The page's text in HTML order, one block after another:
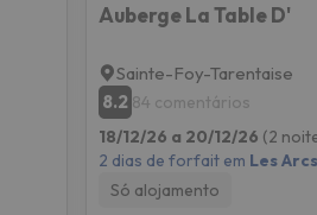
Auberge La Table D'
Sainte-Foy-Tarentaise
8.2 84 comentários
18/12/26 a 20/12/26 (2
2 dias de forfait em Les Arcs
Só alojamento